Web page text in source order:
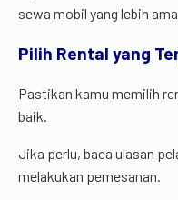
sewa mobil yang lebih
Pilih Rental yang
Pastikan kamu memilih
baik.
Jika perlu, baca ulasan
melakukan pemesanan.